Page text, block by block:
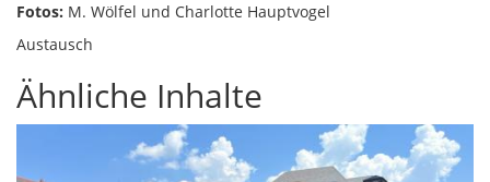
Fotos: M. Wölfel und Charlotte Hauptvogel
Austausch
Ähnliche Inhalte